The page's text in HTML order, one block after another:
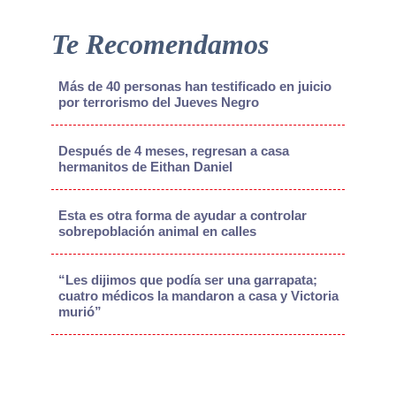
Te Recomendamos
Más de 40 personas han testificado en juicio
por terrorismo del Jueves Negro
Después de 4 meses, regresan a casa
hermanitos de Eithan Daniel
Esta es otra forma de ayudar a controlar
sobrepoblación animal en calles
“Les dijimos que podía ser una garrapata;
cuatro médicos la mandaron a casa y Victoria
murió”